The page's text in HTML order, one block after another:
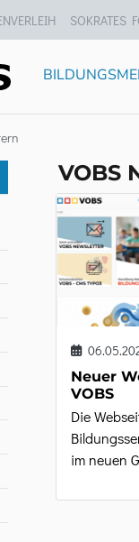
SOKRATES
VOBS
Neuer
VOBS
Die
im neuen